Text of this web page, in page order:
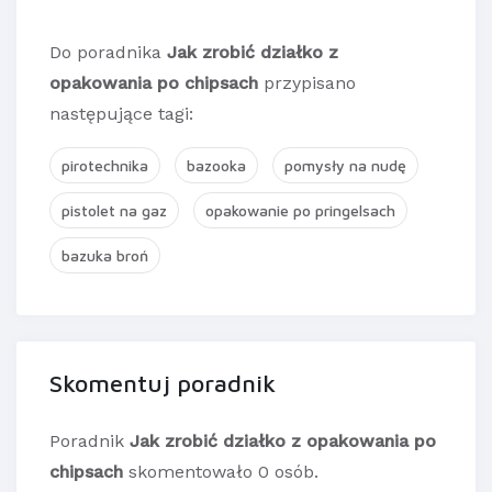
Do poradnika Jak zrobić działko z
opakowania po chipsach przypisano
następujące tagi:
pirotechnika bazooka pomysły na nudę
pistolet na gaz opakowanie po pringelsach
bazuka broń
Skomentuj poradnik
Poradnik Jak zrobić działko z opakowania po
chipsach skomentowało 0 osób.